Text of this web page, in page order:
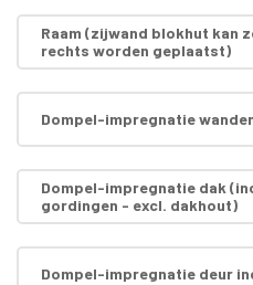
Raam (zijwand blokhut kan
rechts worden geplaatst)
Dompel-impregnatie
Dompel-impregnatie dak
gordingen - excl. dakhout)
Dompel-impregnatie deur